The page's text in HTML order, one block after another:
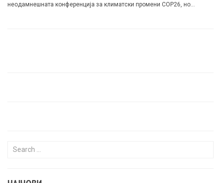
неодамнешната конференција за климатски промени COP26, но
Search for: